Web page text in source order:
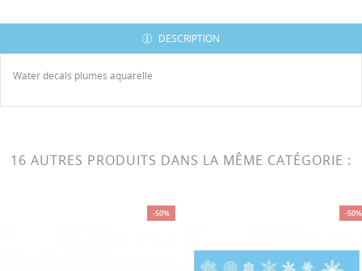
DESCRIPTION
Water decals plumes aquarelle
16 AUTRES PRODUITS DANS LA MÊME CATÉGORIE :
-50% -50%